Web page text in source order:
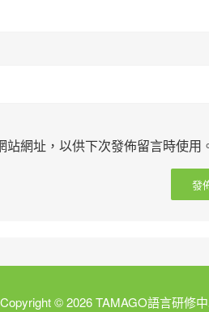
網址，以供下次發佈留言時使用
Copyright © 2026 TAMAGO語言研修